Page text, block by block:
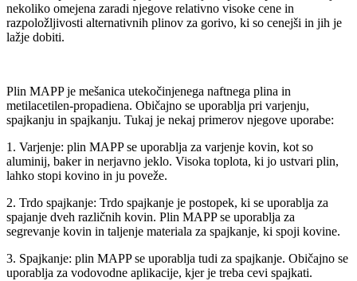
nekoliko omejena zaradi njegove relativno visoke cene in
razpoložljivosti alternativnih plinov za gorivo, ki so cenejši in jih je
lažje dobiti.
Plin MAPP je mešanica utekočinjenega naftnega plina in
metilacetilen-propadiena. Običajno se uporablja pri varjenju,
spajkanju in spajkanju. Tukaj je nekaj primerov njegove uporabe:
1. Varjenje: plin MAPP se uporablja za varjenje kovin, kot so
aluminij, baker in nerjavno jeklo. Visoka toplota, ki jo ustvari plin,
lahko stopi kovino in ju poveže.
2. Trdo spajkanje: Trdo spajkanje je postopek, ki se uporablja za
spajanje dveh različnih kovin. Plin MAPP se uporablja za
segrevanje kovin in taljenje materiala za spajkanje, ki spoji kovine.
3. Spajkanje: plin MAPP se uporablja tudi za spajkanje. Običajno se
uporablja za vodovodne aplikacije, kjer je treba cevi spajkati.